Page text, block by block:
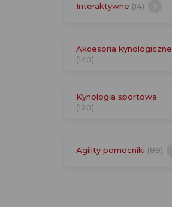
Interaktywne (14)
Akcesoria kynologiczne
(140)
Kynologia sportowa
(120)
Agility pomocniki (89)